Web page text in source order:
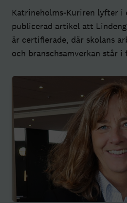
Katrineholms-Kuriren lyfter i
publicerad artikel att
är certifierade, där skolans
och branschsamverkan står i